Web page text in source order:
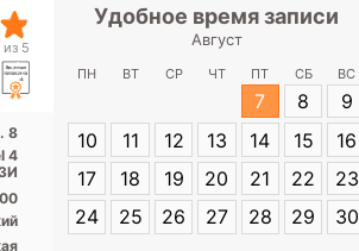
5
8
4
Удобное время записи
Август
ПН ВТ СР ЧТ ПТ СБ ВС
7 8
9
10
11 12 13 14 15
16
17
18 19 20 21 22
23
24
25 26 27 28 29 30